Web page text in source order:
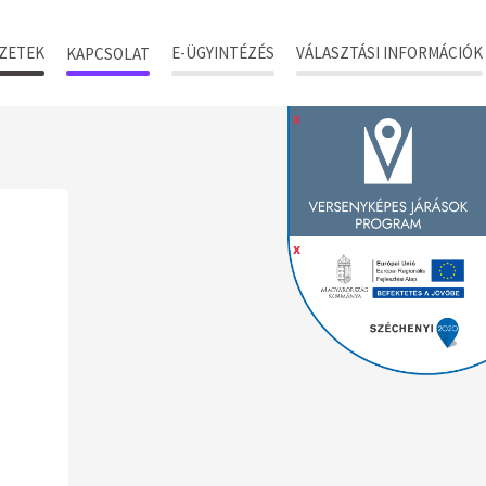
KAPCSOLAT E-ÜGYINTÉZÉS VÁLASZTÁSI INFORMÁCIÓK
x
x